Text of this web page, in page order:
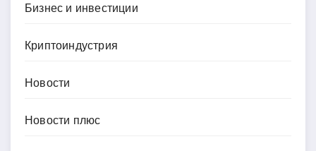
Бизнес и инвестиции
Криптоиндустрия
Новости
Новости плюс